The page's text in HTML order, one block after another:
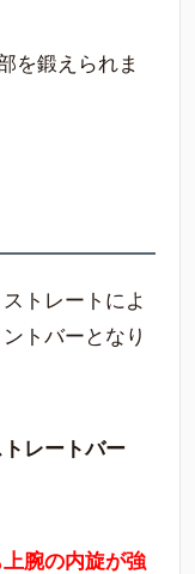
を鍛えられま
トレートによ
トバーとなり
レートバー
腕の内旋が強